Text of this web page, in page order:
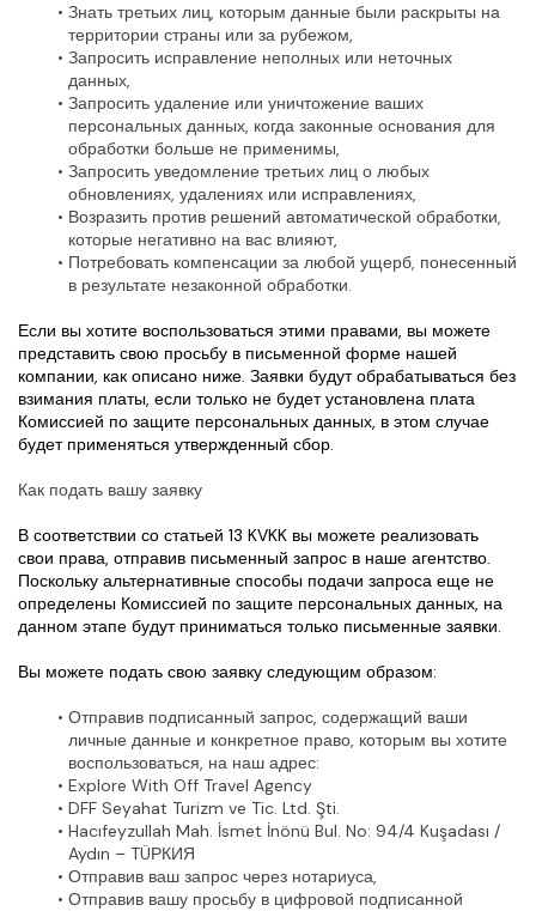
Знать третьих лиц, которым данные были раскрыты на
территории страны или за рубежом,
Запросить исправление неполных или неточных
данных,
Запросить удаление или уничтожение ваших
персональных данных, когда законные основания для
обработки больше не применимы,
Запросить уведомление третьих лиц о любых
обновлениях, удалениях или исправлениях,
Возразить против решений автоматической обработки,
которые негативно на вас влияют,
Потребовать компенсации за любой ущерб, понесенный
в результате незаконной обработки.
Если вы хотите воспользоваться этими правами, вы можете
представить свою просьбу в письменной форме нашей
компании, как описано ниже. Заявки будут обрабатываться без
взимания платы, если только не будет установлена плата
Комиссией по защите персональных данных, в этом случае
будет применяться утвержденный сбор.
Как подать вашу заявку
В соответствии со статьей 13 KVKK вы можете реализовать
свои права, отправив письменный запрос в наше агентство.
Поскольку альтернативные способы подачи запроса еще не
определены Комиссией по защите персональных данных, на
данном этапе будут приниматься только письменные заявки.
Вы можете подать свою заявку следующим образом:
Отправив подписанный запрос, содержащий ваши
личные данные и конкретное право, которым вы хотите
воспользоваться, на наш адрес:
Explore With Off Travel Agency
DFF Seyahat Turizm ve Tic. Ltd. Şti.
Hacıfeyzullah Mah. İsmet İnönü Bul. No: 94/4 Kuşadası /
Aydın – TÜРКИЯ
Отправив ваш запрос через нотариуса,
Отправив вашу просьбу в цифровой подписанной